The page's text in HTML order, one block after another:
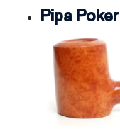
Pipa Poker